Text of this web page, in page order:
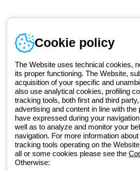
Od 2025 roku firma Beghelli jest częścią
ramach ekosystemu GEWISS LightZone, w
zintegrowane rozwiązania oświetleniowe,
złożoność w prostotę oraz wspierające
użytkowników w realizacji ich potrzeb.
Numer telefonu
Od poniedziałku do piątku w godzinach 8:00
+48 32 422 55 79
Cookie policy
The Website uses technical cookies,
its proper functioning. The Website,
acquisition of your specific and
also use analytical cookies, profiling
tracking tools, both first and third
advertising and content in line with the
have expressed during your
well as to analyze and monitor your
navigation. For more information
tracking tools operating on the
all or some cookies please see the
Otherwise: